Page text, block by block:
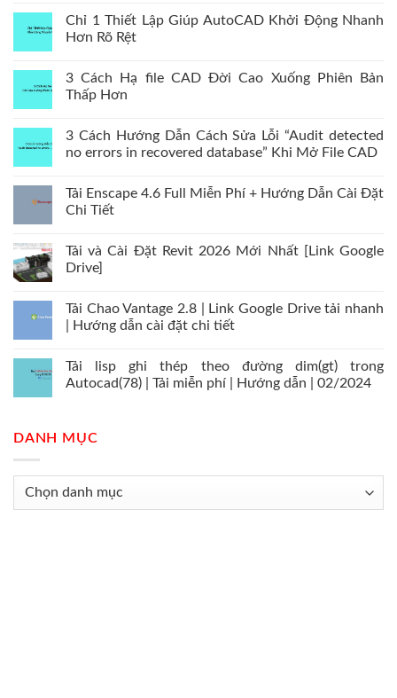
Chỉ 1 Thiết Lập Giúp AutoCAD Khởi Động Nhanh
Hơn Rõ Rệt
3 Cách Hạ file CAD Đời Cao Xuống Phiên Bản
Thấp Hơn
3 Cách Hướng Dẫn Cách Sửa Lỗi “Audit detected
no errors in recovered database” Khi Mở File CAD
Tải Enscape 4.6 Full Miễn Phí + Hướng Dẫn Cài Đặt
Chi Tiết
Tải và Cài Đặt Revit 2026 Mới Nhất [Link Google
Drive]
Tải Chao Vantage 2.8 | Link Google Drive tải nhanh
| Hướng dẫn cài đặt chi tiết
Tải lisp ghi thép theo đường dim(gt) trong
Autocad(78) | Tải miễn phí | Hướng dẫn | 02/2024
DANH MỤC
Danh